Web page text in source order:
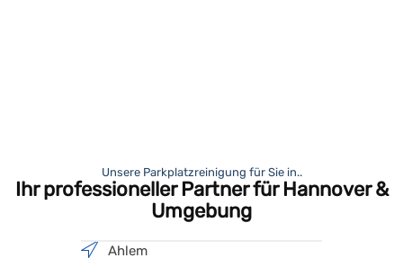
Unsere Parkplatzreinigung für Sie in..
Ihr professioneller Partner für Hannover &
Umgebung
Ahlem